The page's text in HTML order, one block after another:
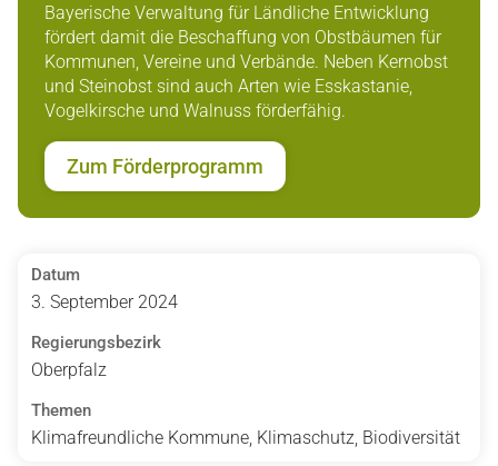
Bayerische Verwaltung für Ländliche Entwicklung
fördert damit die Beschaffung von Obstbäumen für
Kommunen, Vereine und Verbände. Neben Kernobst
und Steinobst sind auch Arten wie Esskastanie,
Vogelkirsche und Walnuss förderfähig.
Zum Förderprogramm
Datum
3. September 2024
Regierungsbezirk
Oberpfalz
Themen
Klimafreundliche Kommune, Klimaschutz, Biodiversität